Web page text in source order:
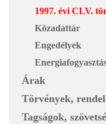
1997. évi CLV.
Közadattár
Engedélyek
Árak
Törvények,
Tagságok,